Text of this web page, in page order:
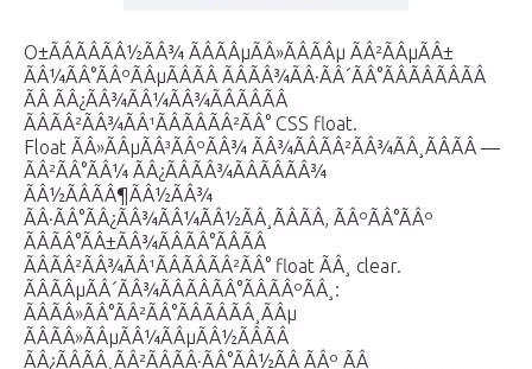
О±ÃÂÃÂÃÂ½ÃÂ¾ ÃÂÃÂµÃÂ»ÃÂÃÂµ ÃÂ²ÃÂµÃÂ±
ÃÂ¼ÃÂ°ÃÂºÃÂµÃÂÃÂ ÃÂÃÂ¾ÃÂ·ÃÂ´ÃÂ°ÃÂÃÂÃÂÃÂ
ÃÂ ÃÂ¿ÃÂ¾ÃÂ¼ÃÂ¾ÃÂÃÂÃÂ
ÃÂÃÂ²ÃÂ¾ÃÂ¹ÃÂÃÂÃÂ²ÃÂ° CSS float.
Float ÃÂ»ÃÂµÃÂ³ÃÂºÃÂ¾ ÃÂ¾ÃÂÃÂ²ÃÂ¾ÃÂ¸ÃÂÃÂ —
ÃÂ²ÃÂ°ÃÂ¼ ÃÂ¿ÃÂÃÂ¾ÃÂÃÂÃÂ¾
ÃÂ½ÃÂÃÂ¶ÃÂ½ÃÂ¾
ÃÂ·ÃÂ°ÃÂ¿ÃÂ¾ÃÂ¼ÃÂ½ÃÂ¸ÃÂÃÂ, ÃÂºÃÂ°ÃÂº
ÃÂÃÂ°ÃÂ±ÃÂ¾ÃÂÃÂ°ÃÂÃÂ
ÃÂÃÂ²ÃÂ¾ÃÂ¹ÃÂÃÂÃÂ²ÃÂ° float ÃÂ¸ clear.
ÃÂÃÂµÃÂ´ÃÂ¾ÃÂÃÂÃÂ°ÃÂÃÂºÃÂ¸:
ÃÂÃÂ»ÃÂ°ÃÂ²ÃÂ°ÃÂÃÂÃÂ¸ÃÂµ
ÃÂÃÂ»ÃÂµÃÂ¼ÃÂµÃÂ½ÃÂÃÂ
ÃÂ¿ÃÂÃÂ¸ÃÂ²ÃÂÃÂ·ÃÂ°ÃÂ½ÃÂ ÃÂº ÃÂ